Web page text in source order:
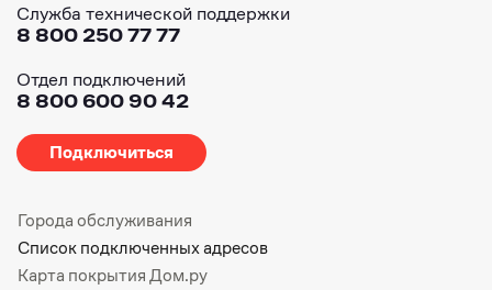
Служба технической поддержки
8 800 250 77 77
Отдел подключений
8 800 600 90 42
Подключиться
Города обслуживания
Список подключенных адресов
Карта покрытия Дом.ру